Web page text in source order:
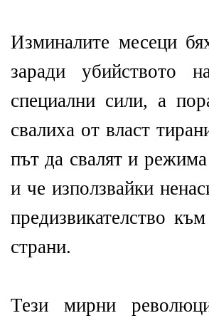
Изминалите месеци
заради убийството
специални сили, а
свалиха от власт
път да свалят и
и че използвайки
предизвикателство
страни.
Тези мирни